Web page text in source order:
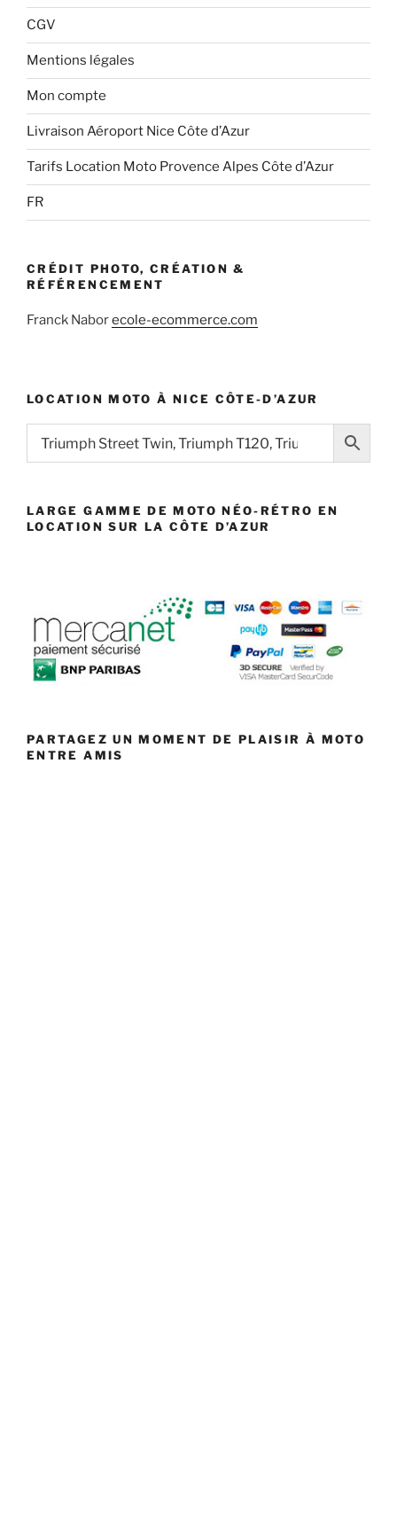
CGV
Mentions légales
Mon compte
Livraison Aéroport Nice Côte d’Azur
Tarifs Location Moto Provence Alpes Côte d’Azur
FR
CRÉDIT PHOTO, CRÉATION &
RÉFÉRENCEMENT
Franck Naborecole-ecommerce.com
LOCATION MOTO À NICE CÔTE-D’AZUR
LARGE GAMME DE MOTO NÉO-RÉTRO EN
LOCATION SUR LA CÔTE D’AZUR
PARTAGEZ UN MOMENT DE PLAISIR À MOTO
ENTRE AMIS